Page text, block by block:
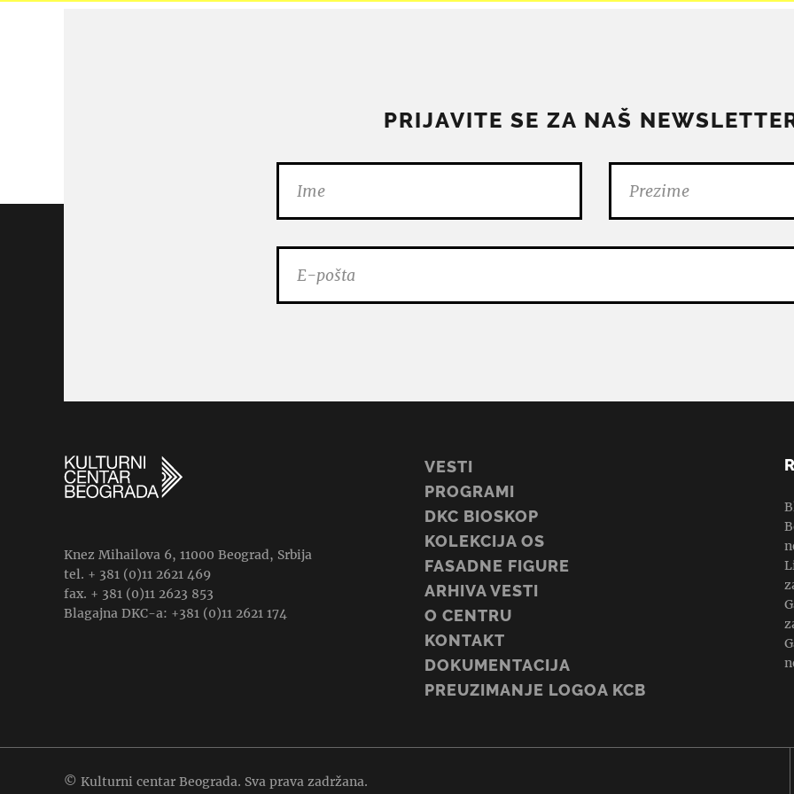
PRIJAVITE SE ZA NAŠ
Knez Mihailova 6, 11000 Beograd, Srbija
tel. + 381 (0)11 2621 469
fax. + 381 (0)11 2623 853
Blagajna DKC-a: +381 (0)11 2621 174
VESTI
PROGRAMI
DKC BIOSKOP
KOLEKCIJA OS
FASADNE FIGURE
ARHIVA VESTI
O CENTRU
KONTAKT
DOKUMENTACIJA
PREUZIMANJE LOGOA KCB
© Kulturni centar Beograda. Sva prava zadržana.